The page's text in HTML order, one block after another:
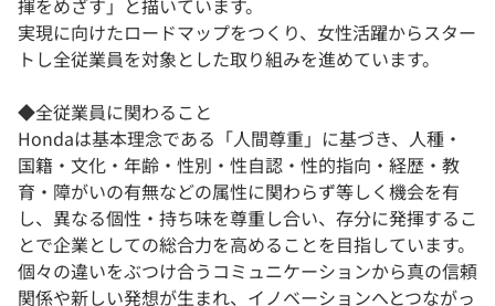
揮をめざす」と描いています。
実現に向けたロードマップをつくり、女性活躍からスター
トし全従業員を対象とした取り組みを進めています。
◆全従業員に関わること
Hondaは基本理念である「人間尊重」に基づき、人種・
国籍・文化・年齢・性別・性自認・性的指向・経歴・教
育・障がいの有無などの属性に関わらず等しく機会を有
し、異なる個性・持ち味を尊重し合い、存分に発揮するこ
とで企業としての総合力を高めることを目指しています。
個々の違いをぶつけ合うコミュニケーションから真の信頼
関係や新しい発想が生まれ、イノベーションへとつながっ